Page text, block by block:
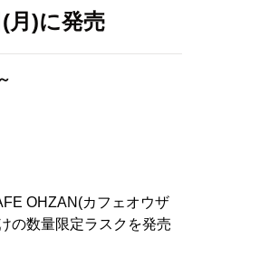
月)に発売
OHZAN(カフェオウザ
の数量限定ラスクを発売